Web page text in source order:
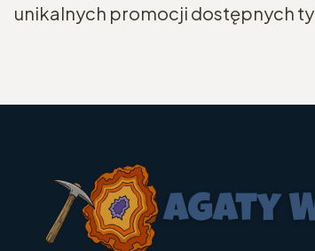
unikalnych promocji dostępnych